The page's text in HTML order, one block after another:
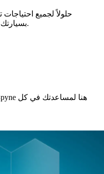
بسيارتك، مما يوفر عليك جهدًا وموارد إضافية.